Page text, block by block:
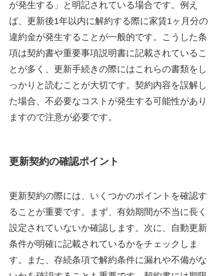
が発生する」と明記されている場合です。例え
ば、更新後1年以内に解約する際に家賃1ヶ月分の
違約金が発生することが一般的です。こうした条
項は契約書や重要事項説明書に記載されているこ
とが多く、更新手続きの際にはこれらの書類をし
っかりと読むことが大切です。契約内容を誤解し
た場合、不必要なコストが発生する可能性があり
ますので注意が必要です。
更新契約の確認ポイント
更新契約の際には、いくつかのポイントを確認す
ることが重要です。まず、有効期間が不当に長く
設定されていないか確認します。次に、自動更新
条件が明確に記載されているかをチェックしま
す。また、存続条項で解約条件に漏れや不備がな